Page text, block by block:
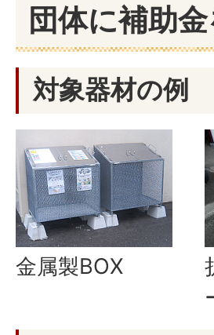
団体に補助
対象器材の例
金属製BOX